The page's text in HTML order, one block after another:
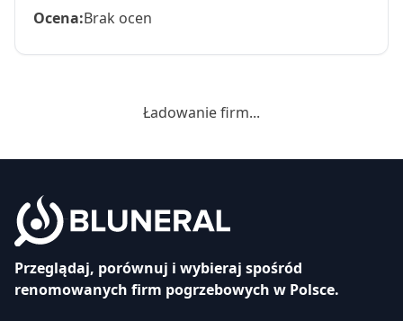
Ocena:Brak ocen
Ładowanie firm...
Przeglądaj, porównuj i wybieraj spośród
renomowanych firm pogrzebowych w Polsce.